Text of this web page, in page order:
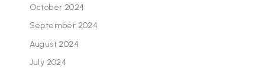
October 2024
September 2024
August 2024
July 2024